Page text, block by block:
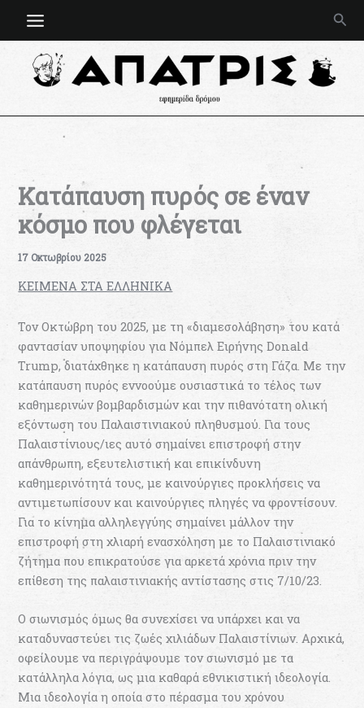
Κατάπαυση πυρός σε έναν
κόσμο που φλέγεται
17 Οκτωβρίου 2025
KEIMENA ΣΤΑ ΕΛΛΗΝΙΚΑ
Τον Οκτώβρη του 2025, με τη «διαμεσολάβηση» του κατά
φαντασίαν υποψηφίου για Νόμπελ Ειρήνης Donald
Trump, διατάχθηκε η κατάπαυση πυρός στη Γάζα. Με την
κατάπαυση πυρός εννοούμε ουσιαστικά το τέλος των
καθημερινών βομβαρδισμών και την πιθανότατη ολική
εξόντωση του Παλαιστινιακού πληθυσμού. Για τους
Παλαιστίνιους/ιες αυτό σημαίνει επιστροφή στην
απάνθρωπη, εξευτελιστική και επικίνδυνη
καθημερινότητά τους, με καινούργιες προκλήσεις να
αντιμετωπίσουν και καινούργιες πληγές να φροντίσουν.
Για το κίνημα αλληλεγγύης σημαίνει μάλλον την
επιστροφή στη χλιαρή ενασχόληση με το Παλαιστινιακό
ζήτημα που επικρατούσε για αρκετά χρόνια πριν την
επίθεση της παλαιστινιακής αντίστασης στις 7/10/23.
Ο σιωνισμός όμως θα συνεχίσει να υπάρχει και να
καταδυναστεύει τις ζωές χιλιάδων Παλαιστίνιων. Αρχικά,
οφείλουμε να περιγράψουμε τον σιωνισμό με τα
κατάλληλα λόγια, ως μια καθαρά εθνικιστική ιδεολογία.
Μια ιδεολογία η οποία στο πέρασμα του χρόνου